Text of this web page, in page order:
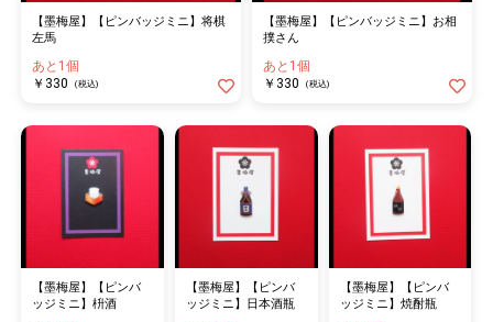
【墨梅屋】【ピンバッジミニ】将棋
左馬
あと1個
￥330
(税込)
【墨梅屋】【ピンバッジミニ】お相
撲さん
あと1個
￥330
(税込)
【墨梅屋】【ピンバ
ッジミニ】枡酒
【墨梅屋】【ピンバ
ッジミニ】日本酒瓶
【墨梅屋】【ピンバ
ッジミニ】焼酎瓶